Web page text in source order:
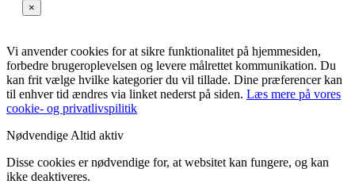
×
Vi anvender cookies for at sikre funktionalitet på hjemmesiden,
forbedre brugeroplevelsen og levere målrettet kommunikation. Du
kan frit vælge hvilke kategorier du vil tillade. Dine præferencer kan
til enhver tid ændres via linket nederst på siden. Læs mere på vores
cookie- og privatlivspilitik
Nødvendige Altid aktiv
Disse cookies er nødvendige for, at websitet kan fungere, og kan
ikke deaktiveres.